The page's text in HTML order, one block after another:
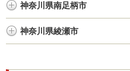
神奈川県南足柄市
神奈川県綾瀬市